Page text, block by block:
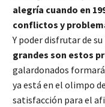
alegría cuando en
conflictos y
Y poder disfrutar de
grandes son estos
galardonados
ya está en el olimpo
satisfacción para el